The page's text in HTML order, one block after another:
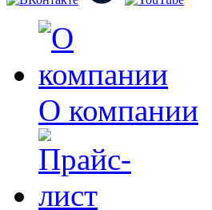
О компании